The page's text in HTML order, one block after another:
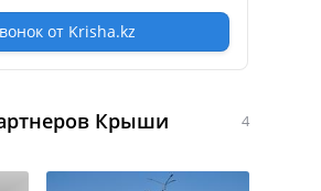
от Krisha.kz
Крыши 4